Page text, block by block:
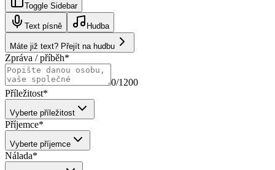
Toggle Sidebar
Text písně Hudba
Máte již text? Přejít na hudbu
Zpráva / příběh*
0/1200
Příležitost*
Vyberte příležitost
Příjemce*
Vyberte příjemce
Nálada*